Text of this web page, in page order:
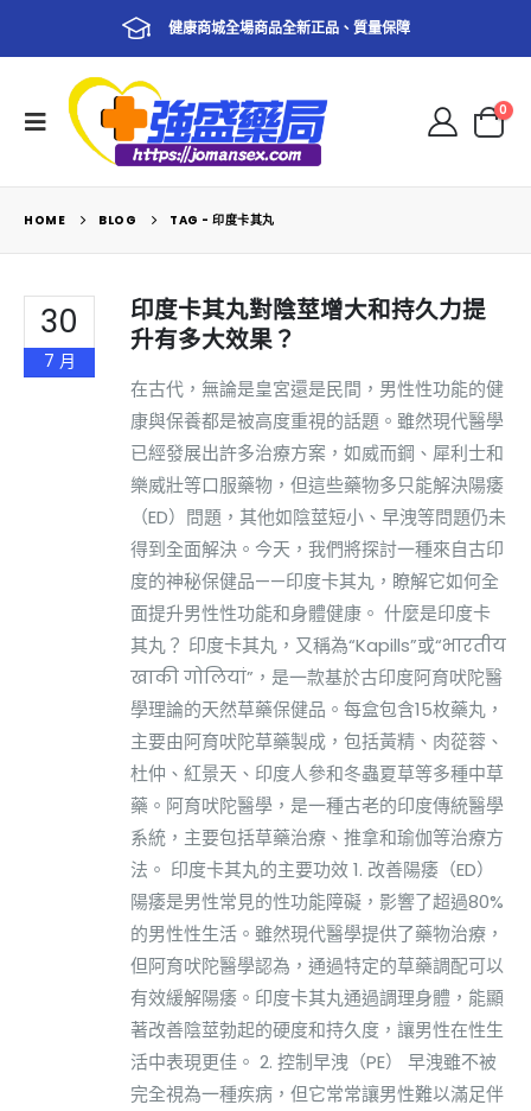
健康商城全場商品全新正品、質量保障
0
HOME BLOG TAG - 印度卡其丸
30
7 月
印度卡其丸對陰莖增大和持久力提
升有多大效果？
在古代，無論是皇宮還是民間，男性性功能的健
康與保養都是被高度重視的話題。雖然現代醫學
已經發展出許多治療方案，如威而鋼、犀利士和
樂威壯等口服藥物，但這些藥物多只能解決陽痿
（ED）問題，其他如陰莖短小、早洩等問題仍未
得到全面解決。今天，我們將探討一種來自古印
度的神秘保健品——印度卡其丸，瞭解它如何全
面提升男性性功能和身體健康。 什麼是印度卡
其丸？ 印度卡其丸，又稱為“Kapills”或“भारतीय
खाकी गोलियां”，是一款基於古印度阿育吠陀醫
學理論的天然草藥保健品。每盒包含15枚藥丸，
主要由阿育吠陀草藥製成，包括黃精、肉蓯蓉、
杜仲、紅景天、印度人參和冬蟲夏草等多種中草
藥。阿育吠陀醫學，是一種古老的印度傳統醫學
系統，主要包括草藥治療、推拿和瑜伽等治療方
法。 印度卡其丸的主要功效 1. 改善陽痿（ED）
陽痿是男性常見的性功能障礙，影響了超過80%
的男性性生活。雖然現代醫學提供了藥物治療，
但阿育吠陀醫學認為，通過特定的草藥調配可以
有效緩解陽痿。印度卡其丸通過調理身體，能顯
著改善陰莖勃起的硬度和持久度，讓男性在性生
活中表現更佳。 2. 控制早洩（PE） 早洩雖不被
完全視為一種疾病，但它常常讓男性難以滿足伴